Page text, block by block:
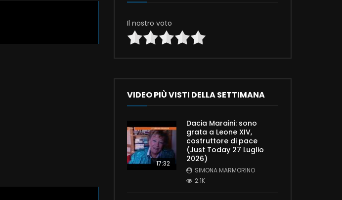
Il nostro voto
VIDEO PIÙ VISTI DELLA SETTIMANA
17:32
Dacia Maraini: sono
grata a Leone XIV,
costruttore di pace
(Just Today 27 Luglio
2026)
SIMONA MARMORINO
2.1K